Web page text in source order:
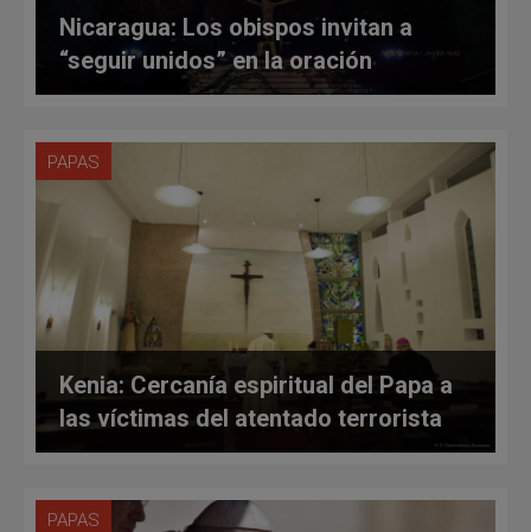
Nicaragua: Los obispos invitan a
“seguir unidos” en la oración
PAPAS
Kenia: Cercanía espiritual del Papa a
las víctimas del atentado terrorista
PAPAS